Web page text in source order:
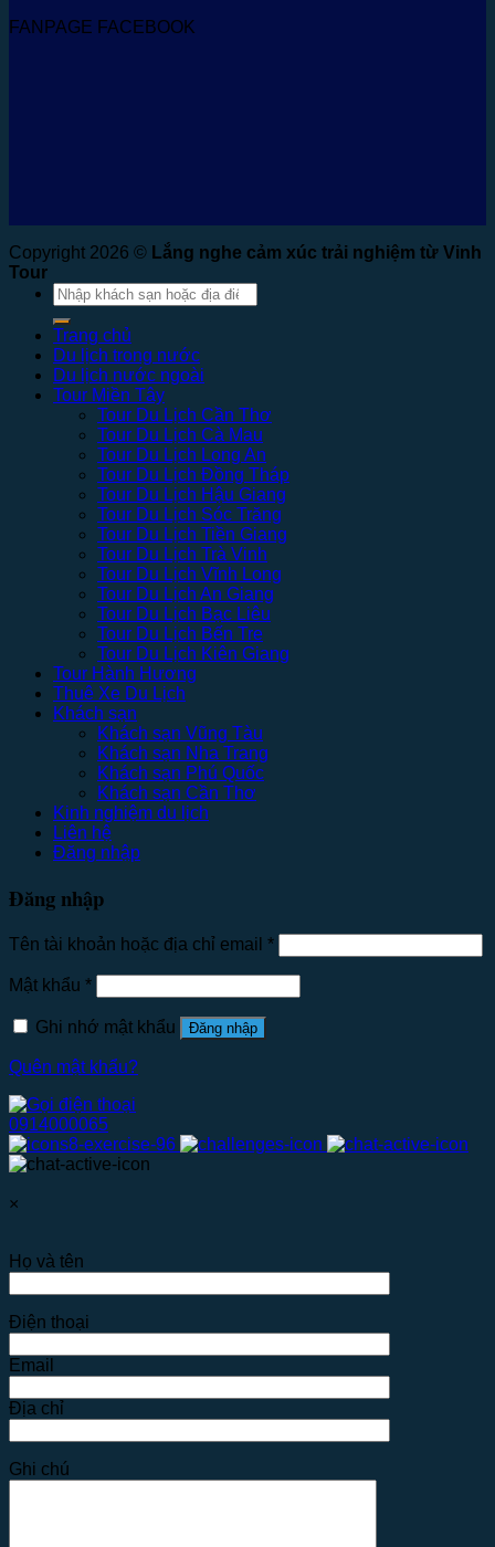
FANPAGE FACEBOOK
Copyright 2026 © Lắng nghe cảm xúc trải nghiệm từ Vinh
Tour
Tìm
kiếm:
Trang chủ
Du lịch trong nước
Du lịch nước ngoài
Tour Miền Tây
Tour Du Lịch Cần Thơ
Tour Du Lịch Cà Mau
Tour Du Lịch Long An
Tour Du Lịch Đồng Tháp
Tour Du Lịch Hậu Giang
Tour Du Lịch Sóc Trăng
Tour Du Lịch Tiền Giang
Tour Du Lịch Trà Vinh
Tour Du Lịch Vĩnh Long
Tour Du Lịch An Giang
Tour Du Lịch Bạc Liêu
Tour Du Lịch Bến Tre
Tour Du Lịch Kiên Giang
Tour Hành Hương
Thuê Xe Du Lịch
Khách sạn
Khách sạn Vũng Tàu
Khách sạn Nha Trang
Khách sạn Phú Quốc
Khách sạn Cần Thơ
Kinh nghiệm du lịch
Liên hệ
Đăng nhập
Đăng nhập
Tên tài khoản hoặc địa chỉ email *
Mật khẩu *
Ghi nhớ mật khẩu Đăng nhập
Quên mật khẩu?
0914000065
×
Họ và tên
Điện thoại
Email
Địa chỉ
Ghi chú